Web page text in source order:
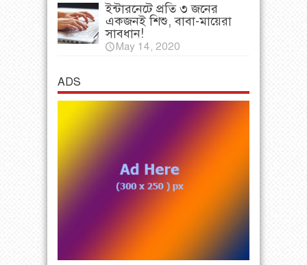
ইন্টারনেটে প্রতি ৩ জনের
একজনই শিশু, বাবা-মায়েরা
সাবধান!
May 14, 2020
ADS